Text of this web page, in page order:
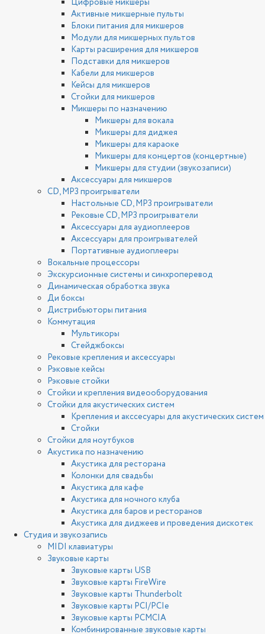
Цифровые микшеры
Активные микшерные пульты
Блоки питания для микшеров
Модули для микшерных пультов
Карты расширения для микшеров
Подставки для микшеров
Кабели для микшеров
Кейсы для микшеров
Стойки для микшеров
Микшеры по назначению
Микшеры для вокала
Микшеры для диджея
Микшеры для караоке
Микшеры для концертов (концертные)
Микшеры для студии (звукозаписи)
Аксессуары для микшеров
CD, MP3 проигрыватели
Настольные CD, MP3 проигрыватели
Рековые CD, MP3 проигрыватели
Аксессуары для аудиоплееров
Аксессуары для проигрывателей
Портативные аудиоплееры
Вокальные процессоры
Экскурсионные системы и синхроперевод
Динамическая обработка звука
Ди боксы
Дистрибьюторы питания
Коммутация
Мультикоры
Стейджбоксы
Рековые крепления и аксессуары
Рэковые кейсы
Рэковые стойки
Стойки и крепления видеооборудования
Стойки для акустических систем
Крепления и акссесуары для акустических систем
Стойки
Стойки для ноутбуков
Акустика по назначению
Акустика для ресторана
Колонки для свадьбы
Акустика для кафе
Акустика для ночного клуба
Акустика для баров и ресторанов
Акустика для диджеев и проведения дискотек
Студия и звукозапись
MIDI клавиатуры
Звуковые карты
Звуковые карты USB
Звуковые карты FireWire
Звуковые карты Thunderbolt
Звуковые карты PCI/PCIe
Звуковые карты PCMCIA
Комбинированные звуковые карты